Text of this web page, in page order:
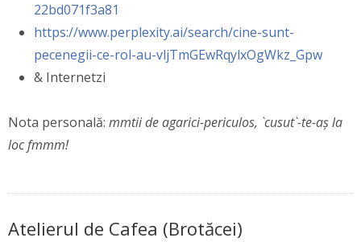
22bd071f3a81
https://www.perplexity.ai/search/cine-sunt-
pecenegii-ce-rol-au-vljTmGEwRqylxOgWkz_Gpw
& Internetzi
Nota personală: mmtii de agarici-periculos, `cusut`-te-aș la
loc fmmm!
Atelierul de Cafea (Brotăcei)